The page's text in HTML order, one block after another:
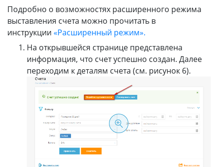
Подробно о возможностях расширенного режима
выставления счета можно прочитать в
инструкции «Расширенный режим».
На открывшейся странице представлена
информация, что счет успешно создан. Далее
переходим к деталям счета (см. рисунок 6).